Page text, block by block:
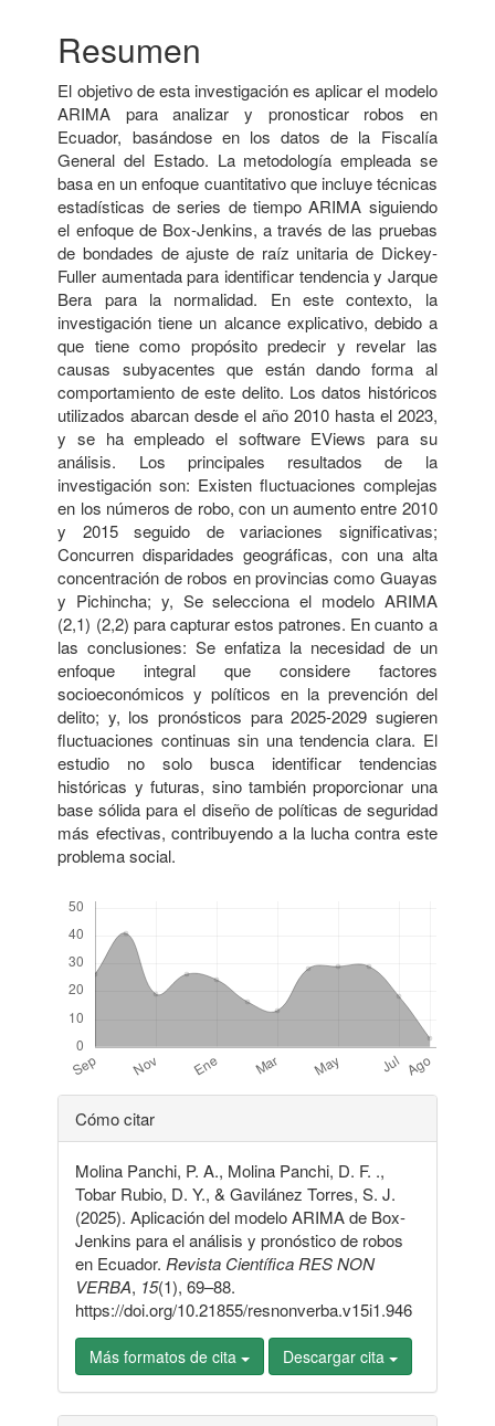
Resumen
El objetivo de esta investigación es aplicar el modelo
ARIMA para analizar y pronosticar robos en
Ecuador, basándose en los datos de la Fiscalía
General del Estado. La metodología empleada se
basa en un enfoque cuantitativo que incluye técnicas
estadísticas de series de tiempo ARIMA siguiendo
el enfoque de Box-Jenkins, a través de las pruebas
de bondades de ajuste de raíz unitaria de Dickey-
Fuller aumentada para identificar tendencia y Jarque
Bera para la normalidad. En este contexto, la
investigación tiene un alcance explicativo, debido a
que tiene como propósito predecir y revelar las
causas subyacentes que están dando forma al
comportamiento de este delito. Los datos históricos
utilizados abarcan desde el año 2010 hasta el 2023,
y se ha empleado el software EViews para su
análisis. Los principales resultados de la
investigación son: Existen fluctuaciones complejas
en los números de robo, con un aumento entre 2010
y 2015 seguido de variaciones significativas;
Concurren disparidades geográficas, con una alta
concentración de robos en provincias como Guayas
y Pichincha; y, Se selecciona el modelo ARIMA
(2,1) (2,2) para capturar estos patrones. En cuanto a
las conclusiones: Se enfatiza la necesidad de un
enfoque integral que considere factores
socioeconómicos y políticos en la prevención del
delito; y, los pronósticos para 2025-2029 sugieren
fluctuaciones continuas sin una tendencia clara. El
estudio no solo busca identificar tendencias
históricas y futuras, sino también proporcionar una
base sólida para el diseño de políticas de seguridad
más efectivas, contribuyendo a la lucha contra este
problema social.
Detalles
del
artículo
Cómo citar
Molina Panchi, P. A., Molina Panchi, D. F. .,
Tobar Rubio, D. Y., & Gavilánez Torres, S. J.
(2025). Aplicación del modelo ARIMA de Box-
Jenkins para el análisis y pronóstico de robos
en Ecuador.Revista Científica RES NON
VERBA, 15(1), 69–88.
https://doi.org/10.21855/resnonverba.v15i1.946
Más formatos de cita Descargar cita